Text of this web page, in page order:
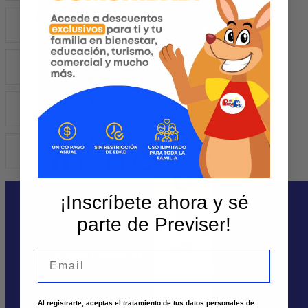
Contáctanos
Sedes y Horarios
Solicita un asesor
Atención por WhatsApp
Envía tu solicitud
Llámanos
Cali
Armenia
Pereira
Ingreso
cliente
Realizar
Membresía
Habitacion doble
Habitacion triple
Pasadias adulto
Pasadias niños
Sedes
¡Inscríbete ahora y sé
parte de Previser!
Al registrarte, aceptas el tratamiento de tus datos personales de